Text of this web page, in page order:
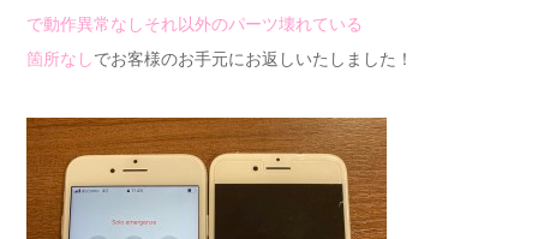
で動作異常なしそれ以外のパーツ壊れている
箇所なしでお客様のお手元にお返しいたしました！